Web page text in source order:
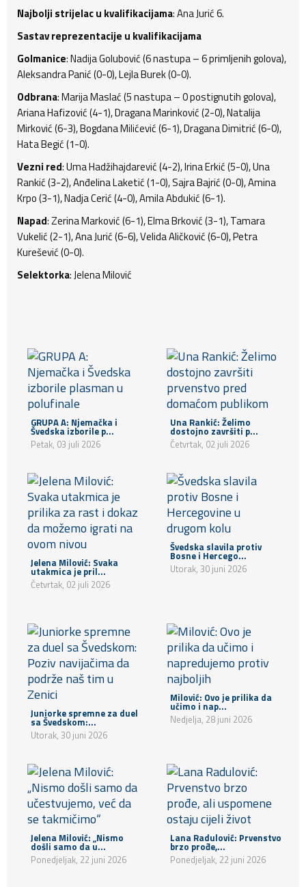
Najbolji strijelac u kvalifikacijama: Ana Jurić 6.
Sastav reprezentacije u kvalifikacijama
Golmanice: Nadija Golubović (6 nastupa – 6 primljenih golova),
Aleksandra Panić (0-0), Lejla Burek (0-0).
Odbrana: Marija Maslać (5 nastupa – 0 postignutih golova),
Ariana Hafizović (4-1), Dragana Marinković (2-0), Natalija
Mirković (6-3), Bogdana Milićević (6-1), Dragana Dimitrić (6-0),
Hata Begić (1-0).
Vezni red: Uma Hadžihajdarević (4-2), Irina Erkić (5-0), Una
Rankić (3-2), Anđelina Laketić (1-0), Sajra Bajrić (0-0), Amina
Krpo (3-1), Nadja Cerić (4-0), Amila Abdukić (6-1).
Napad: Zerina Marković (6-1), Elma Brković (3-1), Tamara
Vukelić (2-1), Ana Jurić (6-6), Velida Aličković (6-0), Petra
Kurešević (0-0).
Selektorka: Jelena Milović
GRUPA A: Njemačka i
Švedska izborile p...
Petak, 03 juli 2026
Una Rankić: Želimo
dostojno završiti p...
Četvrtak, 02 juli 2026
Jelena Milović: Svaka
utakmica je pril...
Četvrtak, 02 juli 2026
Švedska slavila protiv
Bosne i Hercego...
Utorak, 30 juni 2026
Juniorke spremne za duel
sa Švedskom:...
Utorak, 30 juni 2026
Milović: Ovo je prilika da
učimo i nap...
Nedjelja, 28 juni 2026
Jelena Milović: „Nismo
došli samo da u...
Ponedjeljak, 22 juni 2026
Lana Radulović: Prvenstvo
brzo prođe,...
Ponedjeljak, 22 juni 2026